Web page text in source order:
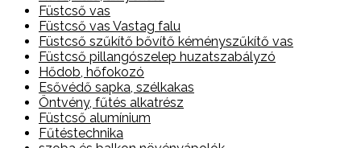
Füstcső vas
Füstcső vas Vastag falu
Füstcső szűkítő bővítő kéményszűkítő vas
Füstcső pillangószelep huzatszabályzó
Hődob, hőfokozó
Esővédő sapka, szélkakas
Öntvény, fűtés alkatrész
Füstcső alumínium
Fűtéstechnika